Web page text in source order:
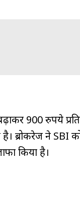
900 रुपये
ब्रोकरेज ने SBI
किया है।